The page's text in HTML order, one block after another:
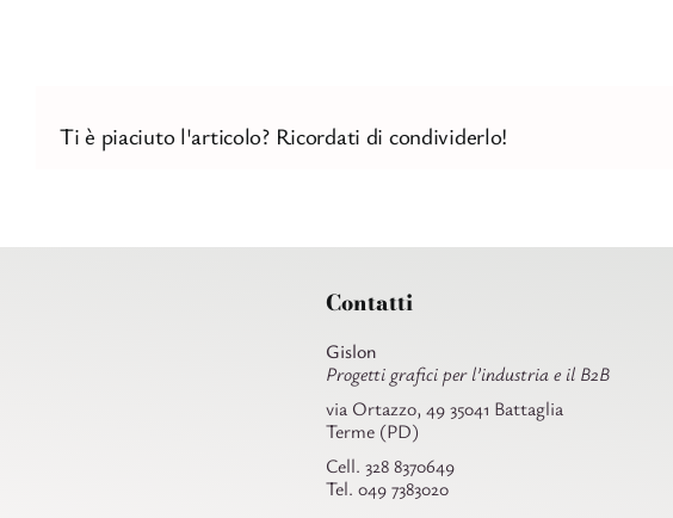
Ti è piaciuto l'articolo? Ricordati di condividerlo!
Contatti
Gislon
Progetti grafici per l’industria e il B2B
via Ortazzo, 49 35041 Battaglia
Terme (PD)
Cell. 328 8370649
Tel. 049 7383020